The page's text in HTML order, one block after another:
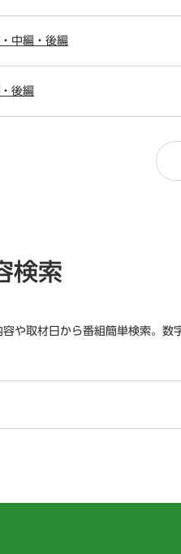
中編・後編
後編
検索
や取材日から番組簡単検索。数